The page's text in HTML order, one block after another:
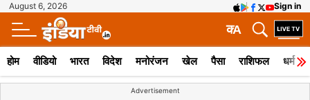
August 6, 2026 Sign in
A
क
होम वीडियो भारत विदेश मनोरंजन खेल पैसा राशिफल धर्म
Advertisement